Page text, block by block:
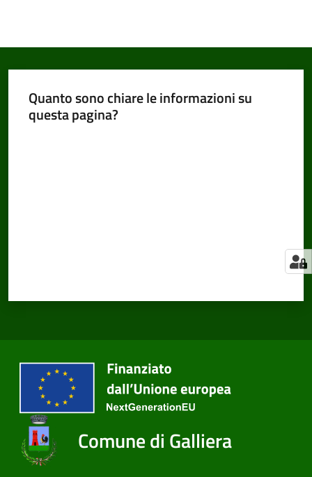
Quanto sono chiare le informazioni su
questa pagina?
Comune di Galliera